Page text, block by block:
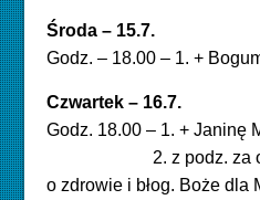
Środa – 15.7.
Godz. – 18.00 – 1. +
Czwartek – 16.7.
Godz. 18.00 – 1. + Janinę
2. z podz. za
o zdrowie i błog. Boże dla